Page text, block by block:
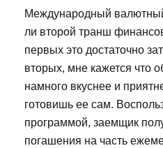
Международный
ли второй транш
первых это достаточно
вторых, мне кажется что
намного вкуснее и
готовишь ее сам.
программой, заемщик
погашения на часть